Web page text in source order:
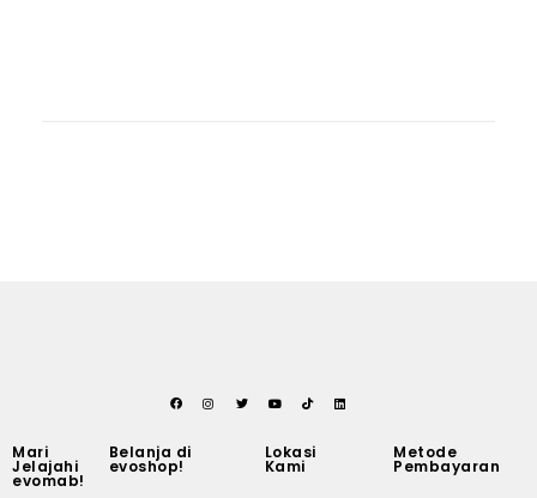
Mari
Jelajahi
evomab!
Belanja di
evoshop!
Lokasi
Kami
Metode
Pembayaran